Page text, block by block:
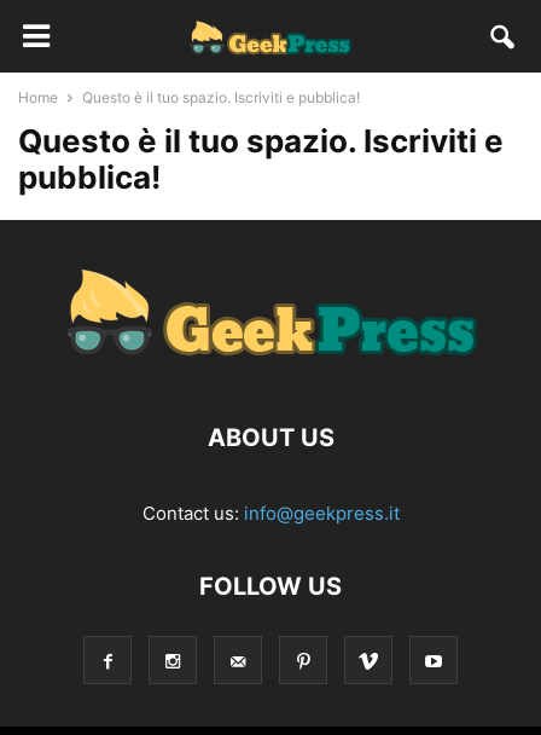
Home Questo è il tuo spazio. Iscriviti e pubblica!
Questo è il tuo spazio. Iscriviti e
pubblica!
ABOUT US
Contact us: info@geekpress.it
FOLLOW US